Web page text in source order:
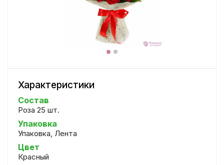
Характеристики
Состав
Роза 25 шт.
Упаковка
Упаковка, Лента
Цвет
Красный